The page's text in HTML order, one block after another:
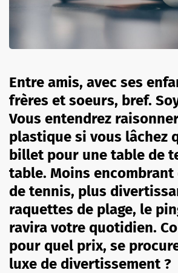
Entre amis, avec ses
frères et soeurs, bref.
Vous entendrez
plastique si vous lâchez
billet pour une table de
table. Moins encombrant
de tennis, plus
raquettes de plage, le
ravira votre quotidien.
pour quel prix, se
luxe de divertissement ?